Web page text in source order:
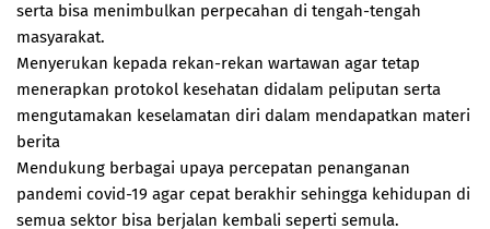
serta bisa menimbulkan perpecahan di tengah-tengah
masyarakat.
Menyerukan kepada rekan-rekan wartawan agar tetap
menerapkan protokol kesehatan didalam peliputan serta
mengutamakan keselamatan diri dalam mendapatkan materi
berita
Mendukung berbagai upaya percepatan penanganan
pandemi covid-19 agar cepat berakhir sehingga kehidupan di
semua sektor bisa berjalan kembali seperti semula.